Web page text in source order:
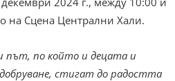
на Сцена Централни Хали.
път, по който и децата и
стигат до радостта